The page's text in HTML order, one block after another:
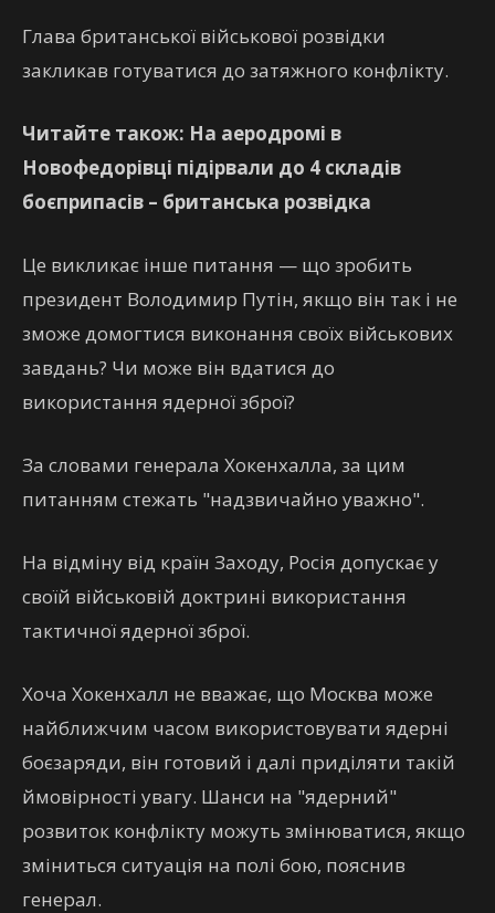
Глава британської військової розвідки
закликав готуватися до затяжного конфлікту.
Читайте також: На аеродромі в
Новофедорівці підірвали до 4 складів
боєприпасів – британська розвідка
Це викликає інше питання — що зробить
президент Володимир Путін, якщо він так і не
зможе домогтися виконання своїх військових
завдань? Чи може він вдатися до
використання ядерної зброї?
За словами генерала Хокенхалла, за цим
питанням стежать "надзвичайно уважно".
На відміну від країн Заходу, Росія допускає у
своїй військовій доктрині використання
тактичної ядерної зброї.
Хоча Хокенхалл не вважає, що Москва може
найближчим часом використовувати ядерні
боєзаряди, він готовий і далі приділяти такій
ймовірності увагу. Шанси на "ядерний"
розвиток конфлікту можуть змінюватися, якщо
зміниться ситуація на полі бою, пояснив
генерал.